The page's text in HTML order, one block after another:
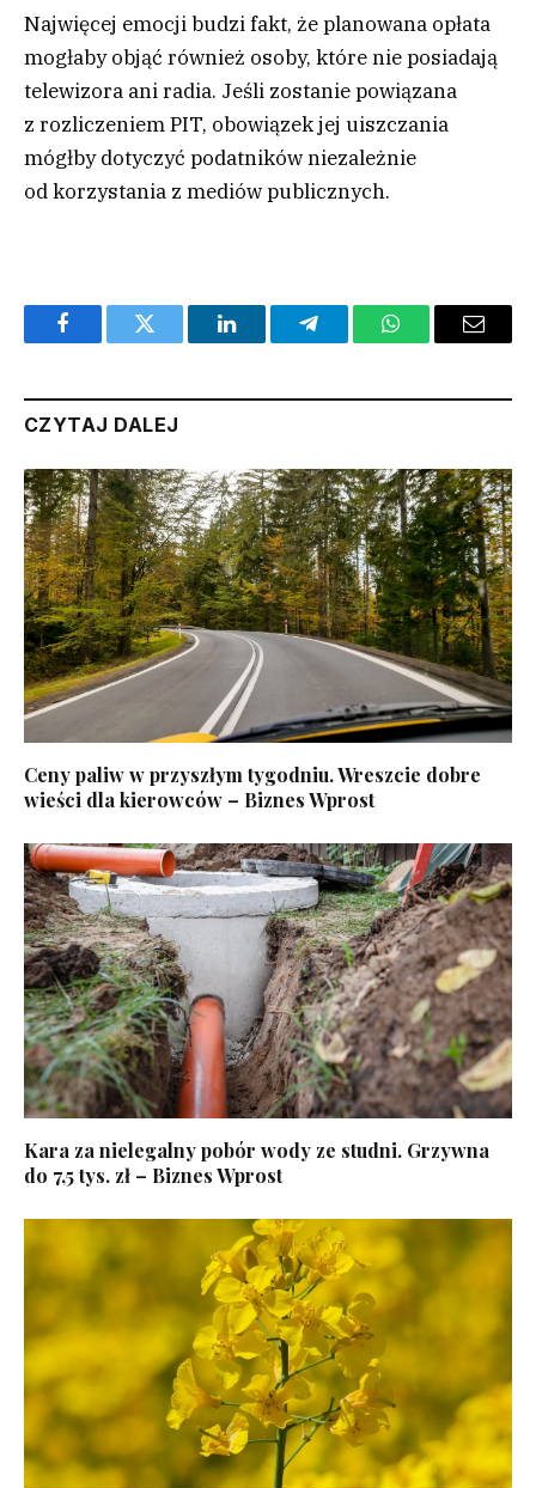
Najwięcej emocji budzi fakt, że planowana opłata
mogłaby objąć również osoby, które nie posiadają
telewizora ani radia. Jeśli zostanie powiązana
z rozliczeniem PIT, obowiązek jej uiszczania
mógłby dotyczyć podatników niezależnie
od korzystania z mediów publicznych.
FacebookTwitter LinkedInTelegramWhatsAppEmail
CZYTAJ DALEJ
Ceny paliw w przyszłym tygodniu. Wreszcie dobre
wieści dla kierowców – Biznes Wprost
Kara za nielegalny pobór wody ze studni. Grzywna
do 7,5 tys. zł – Biznes Wprost